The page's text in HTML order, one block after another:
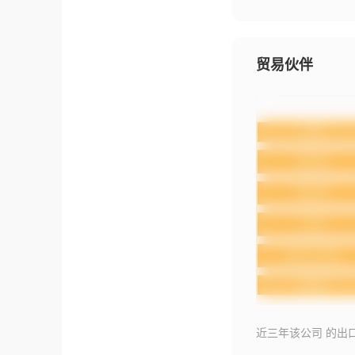
贸易伙伴
近三年该公司 的出